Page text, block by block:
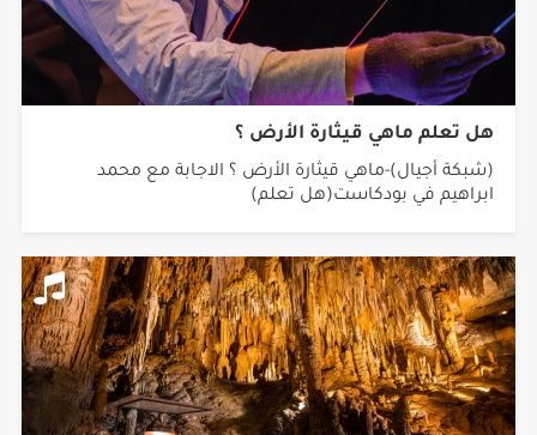
هل تعلم ماهي قيثارة الأرض ؟
(شبكة أجيال)-ماهي قيثارة الأرض ؟ الاجابة مع محمد
ابراهيم في بودكاست(هل تعلم)